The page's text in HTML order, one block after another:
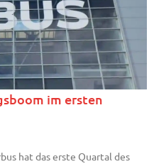
im ersten
hat das erste Quartal des